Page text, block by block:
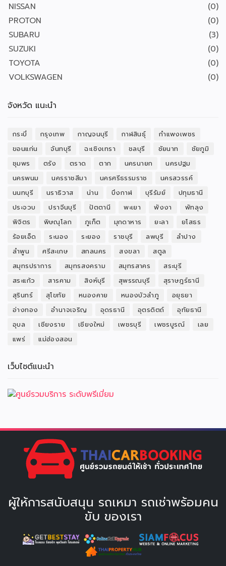
NISSAN
(0)
PROTON
(0)
SUBARU
(3)
SUZUKI
(0)
TOYOTA
(0)
VOLKSWAGEN
(0)
จังหวัด แนะนำ
กระบี่ กรุงเทพ กาญจนบุรี กาฬสินธุ์
กำแพงเพชร
ขอนแก่น
จันทบุรี ฉะเชิงเทรา ชลบุรี ชัยนาท
ชัยภูมิ
ชุมพร
ตรัง ตราด ตาก นครนายก
นครปฐม
นครพนม
นครราชสีมา นครศรีธรรมราช
นครสวรรค์
นนทบุรี
นราธิวาส น่าน บึงกาฬ บุรีรัมย์
ปทุมธานี
ประจวบ
ปราจีนบุรี ปัตตานี พะเยา พังงา
พัทลุง
พิจิตร
พิษณุโลก ภูเก็ต มุกดาหาร ยะลา
ยโสธร
ร้อยเอ็ด
ระนอง ระยอง ราชบุรี ลพบุรี
ลำปาง
ลำพูน
ศรีสะเกษ สกลนคร สงขลา
สตูล
สมุทรปราการ
สมุทรสงคราม สมุทรสาคร
สระบุรี
สระแก้ว
สารคาม สิงห์บุรี สุพรรณบุรี
สุราษฎร์ธานี
สุรินทร์
สุโขทัย หนองคาย หนองบัวลำภู
อยุธยา
อ่างทอง
อำนาจเจริญ อุดรธานี อุตรดิตถ์
อุทัยธานี
อุบล
เชียงราย เชียงใหม่ เพชรบุรี เพชรบูรณ์
เลย
แพร่
แม่ฮ่องสอน
เว็บไซต์แนะนำ
ผู้ให้การสนับสนุน รถเหมา รถเช่าพร้อมคน
ขับ ของเรา